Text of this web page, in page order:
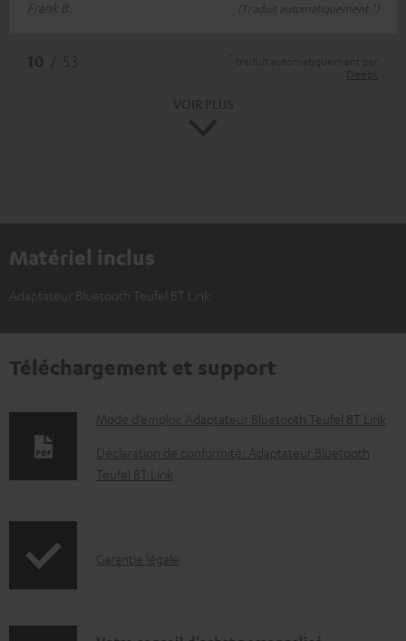
Frank B.
(Traduit automatiquement *)
Matériel inclus
Adaptateur Bluetooth Teufel BT Link
Téléchargement et support
D
o
c
e
Mode d’emploi: Adaptateur Bluetooth Teufel BT Link
Déclaration de conformité: Adaptateur Bluetooth
Teufel BT Link
IGarantie légale